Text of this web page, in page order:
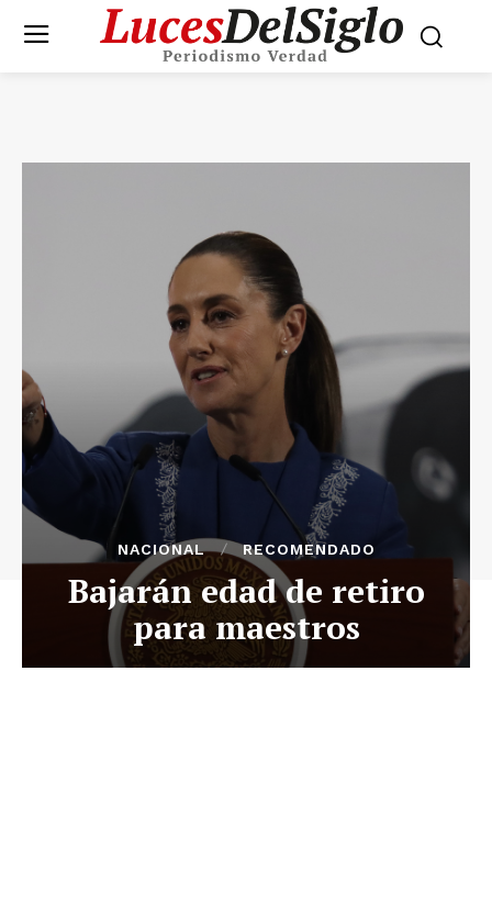
NACIONAL RECOMENDADO
Bajarán edad de retiro
para maestros